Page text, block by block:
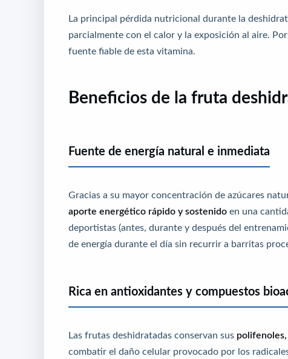
La principal pérdida nutricional durante la
parcialmente con el calor y la exposición al aire.
fuente fiable de esta vitamina.
Beneficios de la fruta
Fuente de energía natural e inmediata
Gracias a su mayor concentración de azúcares
aporte energético rápido y sostenido en una
deportistas (antes, durante y después del
de energía durante el día sin recurrir a barritas
Rica en antioxidantes y compuestos
Las frutas deshidratadas conservan sus
combatir el daño celular provocado por los